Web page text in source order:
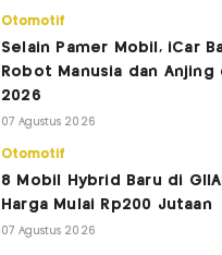
Otomotif
Selain Pamer Mobil, iCar
Robot Manusia dan Anjing
2026
07 Agustus 2026
Otomotif
8 Mobil Hybrid Baru di
Harga Mulai Rp200 Jutaan
07 Agustus 2026